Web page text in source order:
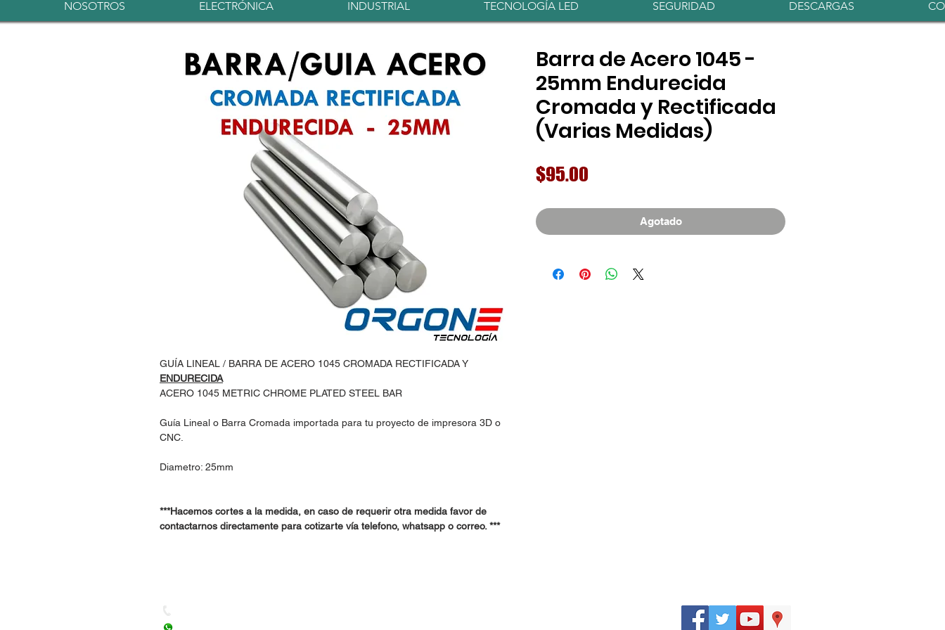
Iniciar sesión
NOSOTROS ELECTRÓNICA INDUSTRIAL TECNOLOGÍA LED SEGURIDAD DESCARGAS
GUÍA LINEAL / BARRA DE ACERO 1045 CROMADA RECTIFICADA Y
ENDURECIDA
ACERO 1045 METRIC CHROME PLATED STEEL BAR
Guía Lineal o Barra Cromada importada para tu proyecto de impresora 3D o
CNC.
Diametro: 25mm
***Hacemos cortes a la medida, en caso de requerir otra medida favor de
contactarnos directamente para cotizarte vía telefono, whatsapp o correo. ***
Barra de Acero 1045 -
25mm Endurecida
Cromada y Rectificada
(Varias Medidas)
$95.00
Agotado